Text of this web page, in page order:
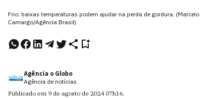
Frio: baixas temperaturas podem ajudar na perda de gordura. (Marcelo
Camargo/Agência Brasil)
Agência o Globo
Agência de notícias
Publicado em 9 de agosto de 2024 07h16.